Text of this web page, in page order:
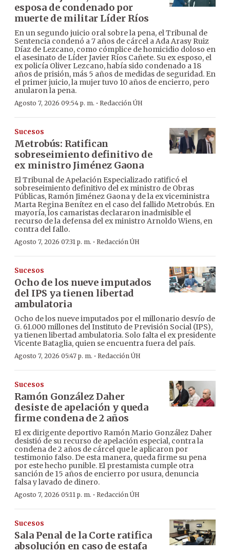
esposa de condenado por
muerte de militar Líder Ríos
En un segundo juicio oral sobre la pena, el Tribunal de
Sentencia condenó a 7 años de cárcel a Ada Arasy Ruiz
Díaz de Lezcano, como cómplice de homicidio doloso en
el asesinato de Líder Javier Ríos Cañete. Su ex esposo, el
ex policía Oliver Lezcano, había sido condenado a 18
años de prisión, más 5 años de medidas de seguridad. En
el primer juicio, la mujer tuvo 10 años de encierro, pero
anularon la pena.
Agosto 7, 2026 09:54 p. m. · Redacción ÚH
Sucesos
Metrobús: Ratifican
sobreseimiento definitivo de
ex ministro Jiménez Gaona
El Tribunal de Apelación Especializado ratificó el
sobreseimiento definitivo del ex ministro de Obras
Públicas, Ramón Jiménez Gaona y de la ex viceministra
Marta Regina Benítez en el caso del fallido Metrobús. En
mayoría, los camaristas declararon inadmisible el
recurso de la defensa del ex ministro Arnoldo Wiens, en
contra del fallo.
Agosto 7, 2026 07:31 p. m. · Redacción ÚH
Sucesos
Ocho de los nueve imputados
del IPS ya tienen libertad
ambulatoria
Ocho de los nueve imputados por el millonario desvío de
G. 61.000 millones del Instituto de Previsión Social (IPS),
ya tienen libertad ambulatoria. Solo falta el ex presidente
Vicente Bataglia, quien se encuentra fuera del país.
Agosto 7, 2026 05:47 p. m. · Redacción ÚH
Sucesos
Ramón González Daher
desiste de apelación y queda
firme condena de 2 años
El ex dirigente deportivo Ramón Mario González Daher
desistió de su recurso de apelación especial, contra la
condena de 2 años de cárcel que le aplicaron por
testimonio falso. De esta manera, queda firme su pena
por este hecho punible. El prestamista cumple otra
sanción de 15 años de encierro por usura, denuncia
falsa y lavado de dinero.
Agosto 7, 2026 05:11 p. m. · Redacción ÚH
Sucesos
Sala Penal de la Corte ratifica
absolución en caso de estafa